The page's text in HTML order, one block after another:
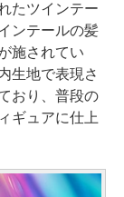
たツインテー
ンテールの髪
施されてい
生地で表現さ
おり、普段の
ギュアに仕上